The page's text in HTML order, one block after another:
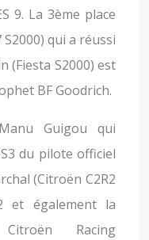
9. La 3ème place
qui a réussi
(Fiesta S2000) est
BF Goodrich.
Guigou qui
du pilote officiel
(Citroën C2R2
et également la
Racing